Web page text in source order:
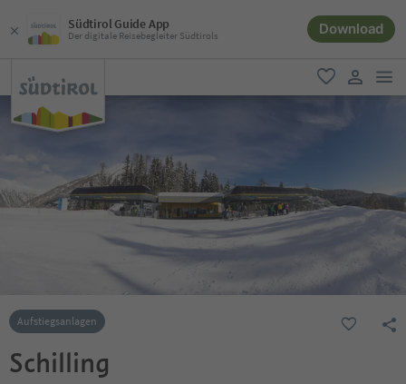
Südtirol Guide App
Der digitale Reisebegleiter Südtirols Download
favorit
user link
Aufstiegsanlagen
Schilling